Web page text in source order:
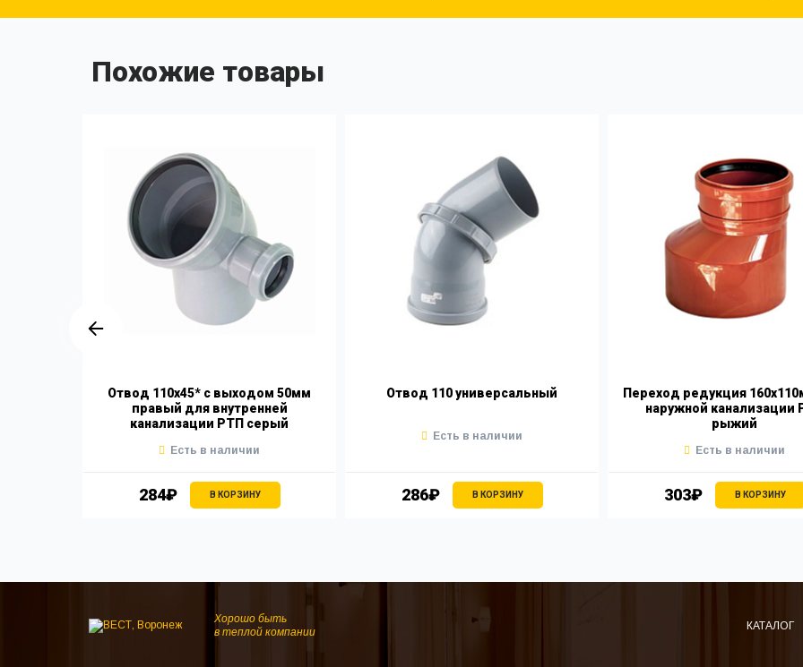
Похожие товары
Отвод 110х45* с выходом 50мм
правый для внутренней
канализации РТП серый
284₽ В КОРЗИНУ
Есть в наличии
Отвод 110 универсальный
286₽ В КОРЗИНУ
Есть в наличии
Переход редукция
наружной канализации
рыжий
303₽ В КОРЗИНУ
Есть в наличии
Хорошо быть
в теплой компании
КАТАЛОГ